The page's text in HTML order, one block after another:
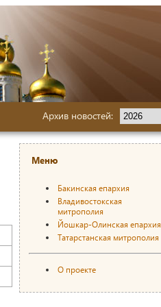
Архив новостей:
Меню
Бакинская епархия
Владивостокская
митрополия
Йошкар-Олинская епархия
Татарстанская митрополия
О проекте